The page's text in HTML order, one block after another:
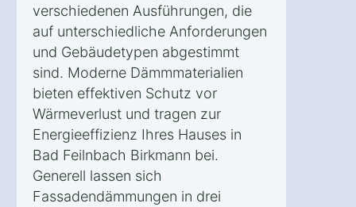
verschiedenen Ausführungen, die
auf unterschiedliche Anforderungen
und Gebäudetypen abgestimmt
sind. Moderne Dämmmaterialien
bieten effektiven Schutz vor
Wärmeverlust und tragen zur
Energieeffizienz Ihres Hauses in
Bad Feilnbach Birkmann bei.
Generell lassen sich
Fassadendämmungen in drei